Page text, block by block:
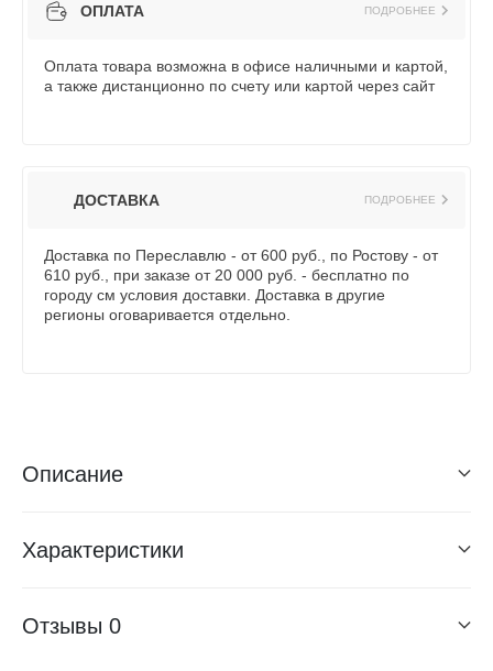
ОПЛАТА ПОДРОБНЕЕ
Оплата товара возможна в офисе наличными и картой,
а также дистанционно по счету или картой через сайт
ДОСТАВКА ПОДРОБНЕЕ
Доставка по Переславлю - от 600 руб., по Ростову - от
610 руб., при заказе от 20 000 руб. - бесплатно по
городу см условия доставки. Доставка в другие
регионы оговаривается отдельно.
Описание
Характеристики
Отзывы 0